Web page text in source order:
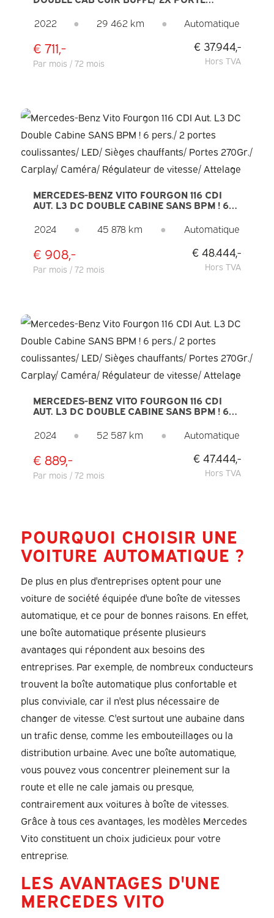
LAME AVANT/ SIDEBARS/ 18 ”LMV/
CROISIÈRE/ AIR CONDITIONNÉ
2022 ● 29 462 km ● Automatique
€ 711,-
Par mois / 72 mois
€ 37.944,-
Hors TVA
MERCEDES-BENZ VITO FOURGON 116 CDI
AUT. L3 DC DOUBLE CABINE SANS BPM ! 6
SIÈGES CHAUFFANTS/ PORTES 270GR./
CARPLAY/ CAMÉRA/ RÉGULATEUR DE
2024 ● 45 878 km ● Automatique
€ 908,-
Par mois / 72 mois
€ 48.444,-
Hors TVA
MERCEDES-BENZ VITO FOURGON 116 CDI
AUT. L3 DC DOUBLE CABINE SANS BPM ! 6
SIÈGES CHAUFFANTS/ PORTES 270GR./
CARPLAY/ CAMÉRA/ RÉGULATEUR DE
2024 ● 52 587 km ● Automatique
€ 889,-
Par mois / 72 mois
€ 47.444,-
Hors TVA
POURQUOI CHOISIR UNE
VOITURE AUTOMATIQUE ?
De plus en plus d'entreprises optent pour une
voiture de société équipée d'une boîte de vitesses
automatique, et ce pour de bonnes raisons. En effet,
une boîte automatique présente plusieurs
avantages qui répondent aux besoins des
entreprises. Par exemple, de nombreux conducteurs
trouvent la boîte automatique plus confortable et
plus conviviale, car il n'est plus nécessaire de
changer de vitesse. C'est surtout une aubaine dans
un trafic dense, comme les embouteillages ou la
distribution urbaine. Avec une boîte automatique,
vous pouvez vous concentrer pleinement sur la
route et elle ne cale jamais ou presque,
contrairement aux voitures à boîte de vitesses.
Grâce à tous ces avantages, les modèles Mercedes
Vito constituent un choix judicieux pour votre
entreprise.
LES AVANTAGES D'UNE
MERCEDES VITO